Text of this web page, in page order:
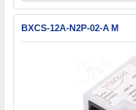
BXCS-12A-N2P-02-A M